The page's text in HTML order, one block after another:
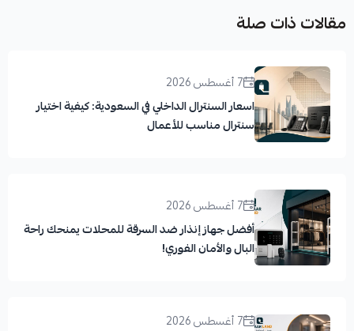
مقالات ذات صلة
7 أغسطس 2026
اسعار السنترال الداخلي في السعودية: كيفية اختيار
سنترال مناسب للأعمال
7 أغسطس 2026
أفضل جهاز إنذار ضد السرقة للمحلات يمنحك راحة
البال والأمان الفوري!
7 أغسطس 2026